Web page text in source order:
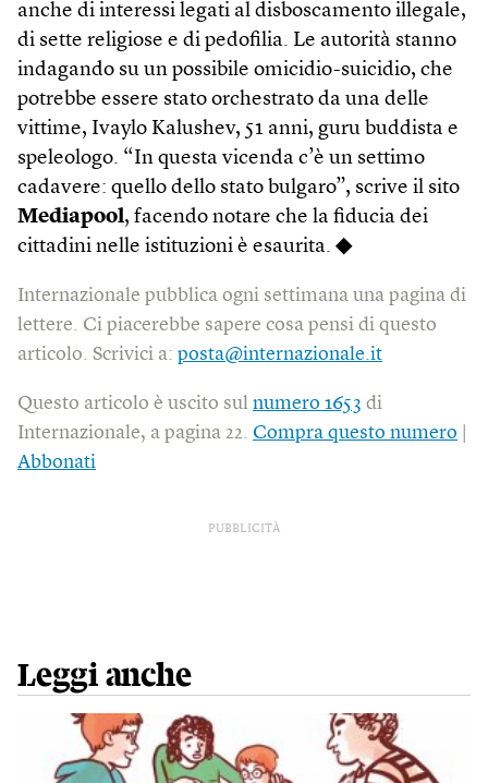
anche di interessi legati al disboscamento illegale,
di sette religiose e di pedofilia. Le autorità stanno
indagando su un possibile omicidio-suicidio, che
potrebbe essere stato orchestrato da una delle
vittime, Ivaylo Kalushev, 51 anni, guru buddista e
speleologo. “In questa vicenda c’è un settimo
cadavere: quello dello stato bulgaro”, scrive il sito
Mediapool, facendo notare che la fiducia dei
cittadini nelle istituzioni è esaurita. ◆
Internazionale pubblica ogni settimana una pagina di
lettere. Ci piacerebbe sapere cosa pensi di questo
articolo. Scrivici a: posta@internazionale.it
Questo articolo è uscito sul numero 1653 di
Internazionale, a pagina 22. Compra questo numero
Abbonati
PUBBLICITÀ
Leggi anche